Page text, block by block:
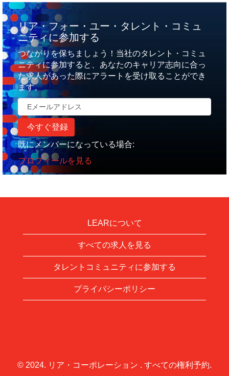
リア・フォー・ユー・タレント・コミュ
ニティに参加する
つながりを保ちましょう！当社のタレント・コミュ
ニティに参加すると、あなたのキャリア志向に合っ
た求人があった際にアラートを受け取ることができ
ます。
既にメンバーになっている場合:
プロフィールを見る
LEARについて
すべての求人を見る
タレントコミュニティに参加する
プライバシーポリシー
© 2024. リア・コーポレーション . すべての権利予約.